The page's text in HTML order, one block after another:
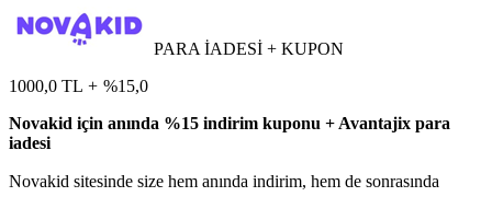
PARA İADESİ + KUPON
1000,0 TL + %15,0
Novakid için anında %15 indirim kuponu + Avantajix para
iadesi
Novakid sitesinde size hem anında indirim, hem de sonrasında